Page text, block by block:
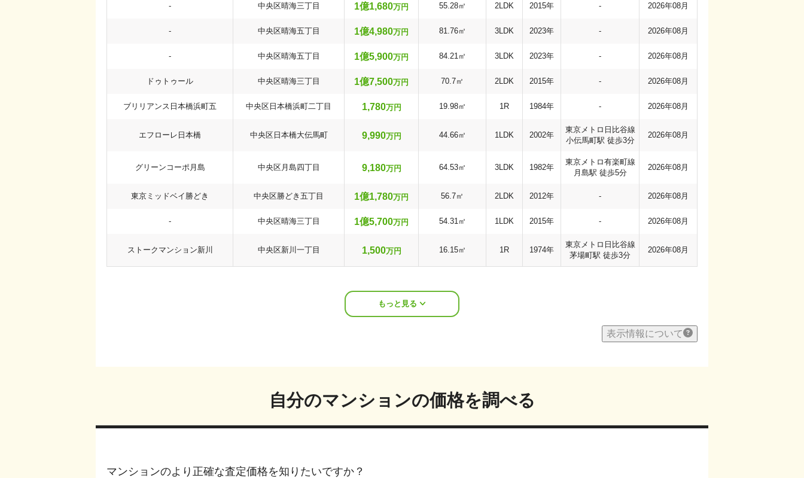
- 中央区晴海三丁目 1億1,680万円 55.28㎡ 2LDK 2015年 - 2026年08月
- 中央区晴海五丁目 1億4,980万円 81.76㎡ 3LDK 2023年 - 2026年08月
- 中央区晴海五丁目 1億5,900万円 84.21㎡ 3LDK 2023年 - 2026年08月
ドゥトゥール 中央区晴海三丁目 1億7,500万円 70.7㎡ 2LDK 2015年 - 2026年08月
ブリリアンス日本橋浜町五 中央区日本橋浜町二丁目 1,780万円 19.98㎡ 1R 1984年 - 2026年08月
エフローレ日本橋 中央区日本橋大伝馬町 9,990万円 44.66㎡ 1LDK 2002年
東京メトロ日比谷線
小伝馬町駅 徒歩3分
2026年08月
グリーンコーポ月島 中央区月島四丁目 9,180万円 64.53㎡ 3LDK 1982年
東京メトロ有楽町線
月島駅 徒歩5分
2026年08月
東京ミッドベイ勝どき 中央区勝どき五丁目 1億1,780万円 56.7㎡ 2LDK 2012年 - 2026年08月
- 中央区晴海三丁目 1億5,700万円 54.31㎡ 1LDK 2015年 - 2026年08月
ストークマンション新川 中央区新川一丁目 1,500万円 16.15㎡ 1R 1974年
東京メトロ日比谷線
茅場町駅 徒歩3分
2026年08月
もっと見る
表示情報について
自分のマンションの価格を調べる
マンションのより正確な査定価格を知りたいですか？